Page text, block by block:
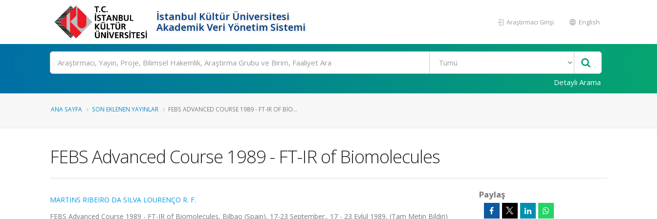
İstanbul Kültür Üniversitesi
Akademik Veri Yönetim Sistemi
Araştırmacı Girişi English
Ara
Detaylı Arama
ANA SAYFA SON EKLENEN YAYINLAR FEBS ADVANCED COURSE 1989 - FT-IR OF BIO...
FEBS Advanced Course 1989 - FT-IR of Biomolecules
MARTINS RIBEIRO DA SILVA LOURENÇO R. F.
FEBS Advanced Course 1989 - FT-IR of Biomolecules, Bilbao (Spain), 17-23 September., 17 - 23 Eylül 1989, (Tam Metin Bildiri)
Paylaş